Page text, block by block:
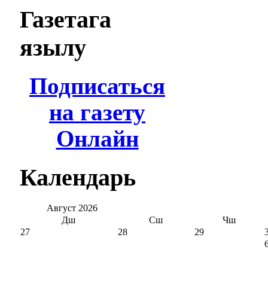
Газетага
язылу
Подписаться
на газету
Онлайн
Календарь
Август 2026
Дш
Сш
Чш
27
28 29